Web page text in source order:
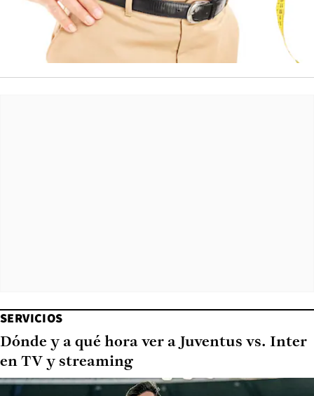
SERVICIOS
Dónde y a qué hora ver a Juventus vs. Inter
en TV y streaming